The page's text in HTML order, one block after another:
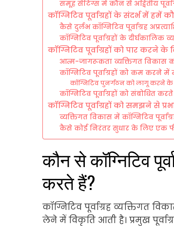
समूह सेटिंग्स में कौन से अद्वितीय
कॉग्निटिव पूर्वाग्रहों के संदर्भ में हमें
कैसे दुर्लभ कॉग्निटिव पूर्वाग्रह
कॉग्निटिव पूर्वाग्रहों के दीर्घकालिक
कॉग्निटिव पूर्वाग्रहों को पार करने
आत्म-जागरूकता व्यक्तिगत विकास
कॉग्निटिव पूर्वाग्रहों को कम करने
कॉग्निटिव पुनर्गठन को लागू करने
कॉग्निटिव पूर्वाग्रहों को संबोधित
कॉग्निटिव पूर्वाग्रहों को समझने से
व्यक्तिगत विकास में कॉग्निटिव
कैसे कोई निरंतर सुधार के लिए एक
कौन से कॉग्निटिव
करते हैं?
कॉग्निटिव पूर्वाग्रह व्यक्तिगत
लेने में विकृति आती है। प्रमुख